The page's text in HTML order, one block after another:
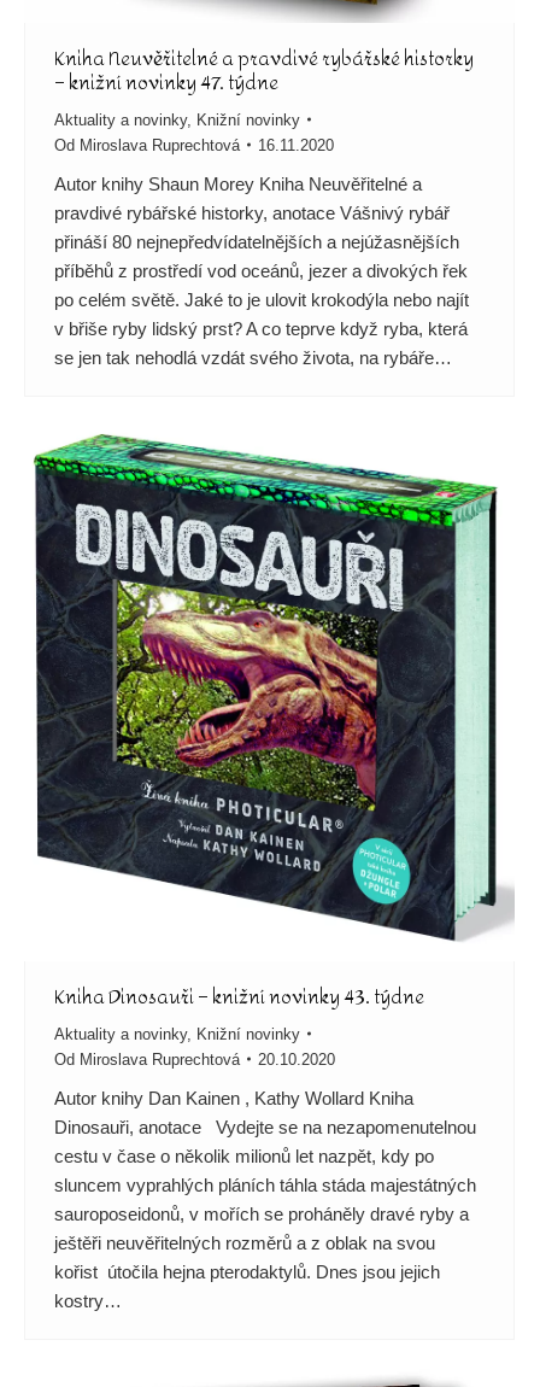
Kniha Neuvěřitelné a pravdivé rybářské historky
– knižní novinky 47. týdne
Aktuality a novinky, Knižní novinky
Od Miroslava Ruprechtová 16.11.2020
Autor knihy Shaun Morey Kniha Neuvěřitelné a
pravdivé rybářské historky, anotace Vášnivý rybář
přináší 80 nejnepředvídatelnějších a nejúžasnějších
příběhů z prostředí vod oceánů, jezer a divokých řek
po celém světě. Jaké to je ulovit krokodýla nebo najít
v břiše ryby lidský prst? A co teprve když ryba, která
se jen tak nehodlá vzdát svého života, na rybáře…
Kniha Dinosauři – knižní novinky 43. týdne
Aktuality a novinky, Knižní novinky
Od Miroslava Ruprechtová 20.10.2020
Autor knihy Dan Kainen , Kathy Wollard Kniha
Dinosauři, anotace Vydejte se na nezapomenutelnou
cestu v čase o několik milionů let nazpět, kdy po
sluncem vyprahlých pláních táhla stáda majestátných
sauroposeidonů, v mořích se proháněly dravé ryby a
ještěři neuvěřitelných rozměrů a z oblak na svou
kořist útočila hejna pterodaktylů. Dnes jsou jejich
kostry…